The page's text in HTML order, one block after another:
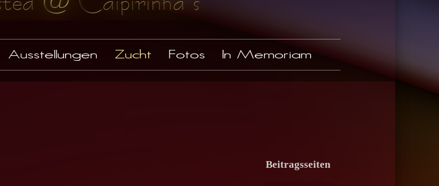
Ausstellungen Zucht Fotos In Memoriam
Beitragsseiten